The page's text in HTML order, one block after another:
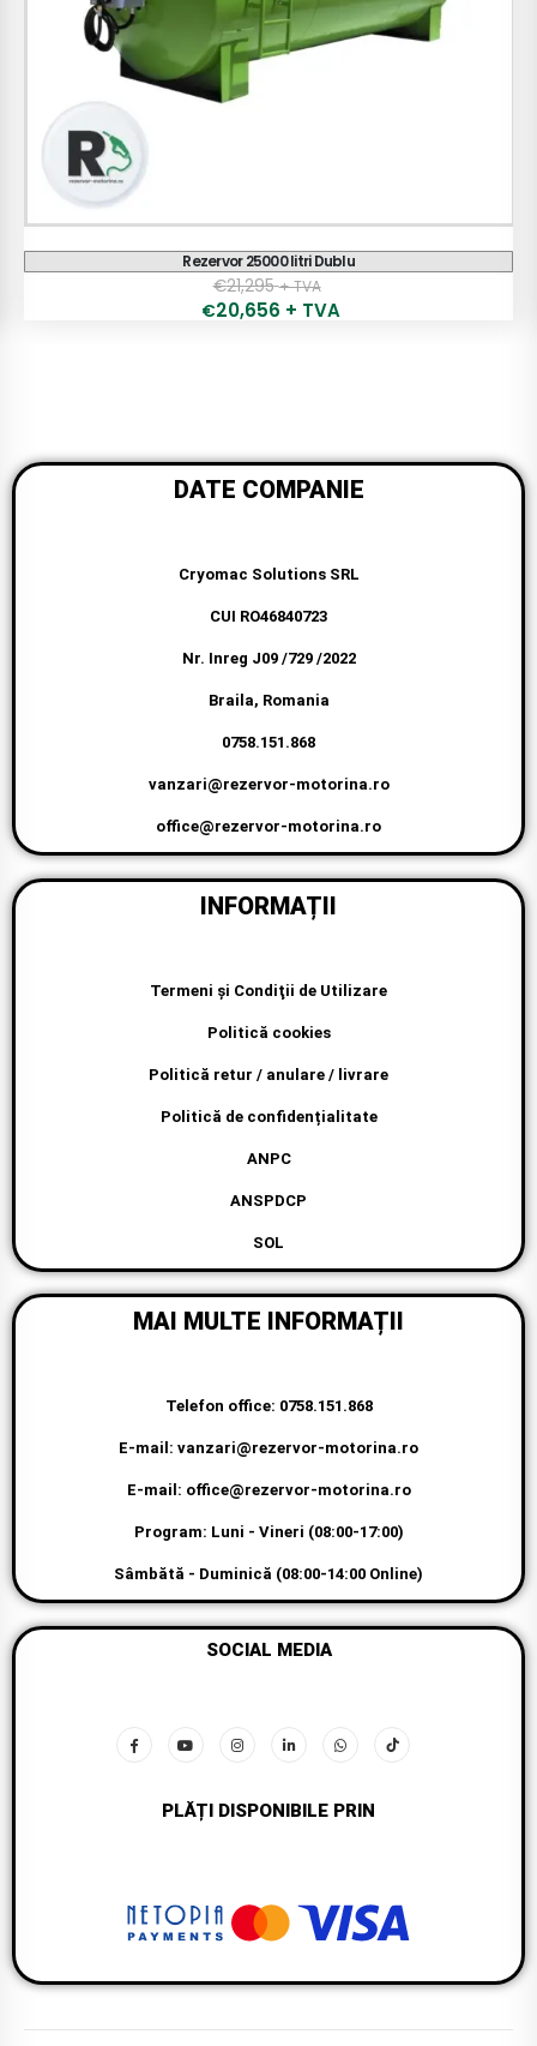
Rezervor 25000 litri Dublu
€21,295 + TVA
€20,656 + TVA
DATE COMPANIE
Cryomac Solutions SRL
CUI RO46840723
Nr. Inreg J09 /729 /2022
Braila, Romania
0758.151.868
vanzari@rezervor-motorina.ro
office@rezervor-motorina.ro
INFORMAȚII
Termeni şi Condiţii de Utilizare
Politică cookies
Politică retur / anulare / livrare
Politică de confidențialitate
ANPC
ANSPDCP
SOL
MAI MULTE INFORMAȚII
Telefon office: 0758.151.868
E-mail: vanzari@rezervor-motorina.ro
E-mail: office@rezervor-motorina.ro
Program: Luni - Vineri (08:00-17:00)
Sâmbătă - Duminică (08:00-14:00 Online)
SOCIAL MEDIA
PLĂȚI DISPONIBILE PRIN